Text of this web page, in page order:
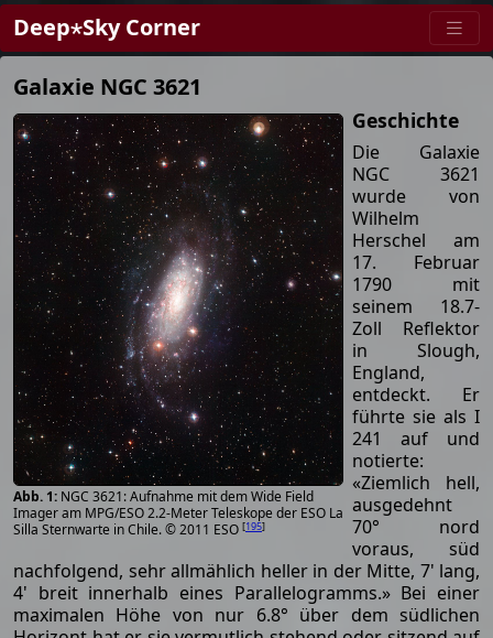
Deep⋆Sky Corner
Galaxie NGC 3621
NGC 3621: Aufnahme mit dem Wide Field
Imager am MPG/ESO 2.2-Meter Teleskope der ESO La
Silla Sternwarte in Chile. © 2011 ESO [195]
Geschichte
Die Galaxie
NGC 3621
wurde von
Wilhelm
Herschel am
17. Februar
1790 mit
seinem 18.7-
Zoll Reflektor
in Slough,
England,
entdeckt. Er
führte sie als I
241 auf und
notierte:
«Ziemlich hell,
ausgedehnt
70° nord
voraus, süd
nachfolgend, sehr allmählich heller in der Mitte, 7' lang,
4' breit innerhalb eines Parallelogramms.» Bei einer
maximalen Höhe von nur 6.8° über dem südlichen